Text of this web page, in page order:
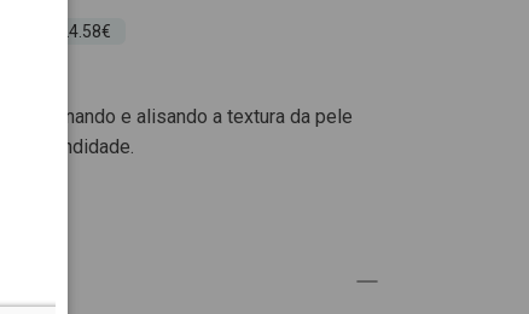
dias: 24.58€
afinando e alisando a textura da pele
profundidade.